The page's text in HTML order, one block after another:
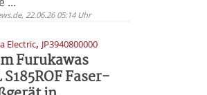
22.06.26 05:14 Uhr
Electric, JP3940800000
Furukawas
S185ROF Faser-